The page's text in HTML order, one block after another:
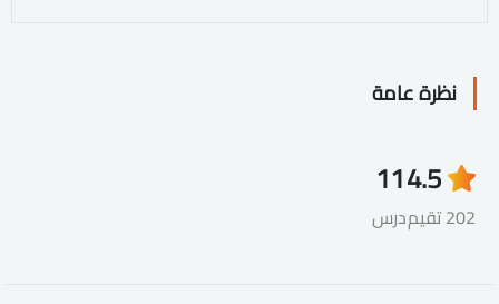
نظرة عامة
4.5
202 تقيم
11
درس